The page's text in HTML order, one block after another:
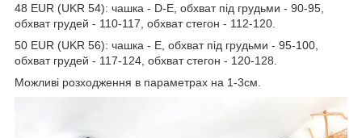
48 EUR (UKR 54): чашка - D-E, обхват під грудьми - 90-95,
обхват грудей - 110-117, обхват стегон - 112-120.
50 EUR (UKR 56): чашка - E, обхват під грудьми - 95-100,
обхват грудей - 117-124, обхват стегон - 120-128.
Можливі розходження в параметрах на 1-3см.